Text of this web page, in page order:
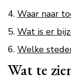
Waar naar
Wat is er
Welke
Wat te